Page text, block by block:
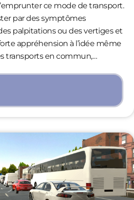
ce mode de transport.
par des symptômes
palpitations ou des vertiges et
appréhension à l’idée même
transports en commun,
concernées. Cette peur
les wagons, la densité de la foule,
le manque apparent
de danger. En s’exposant
environnements reproduisant
va pouvoir reprendre
à gérer ce type de situation
sentir à l’aise à bord des